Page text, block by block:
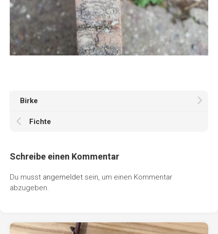
Birke
Fichte
Schreibe einen Kommentar
Du musst angemeldet sein, um einen Kommentar
abzugeben.